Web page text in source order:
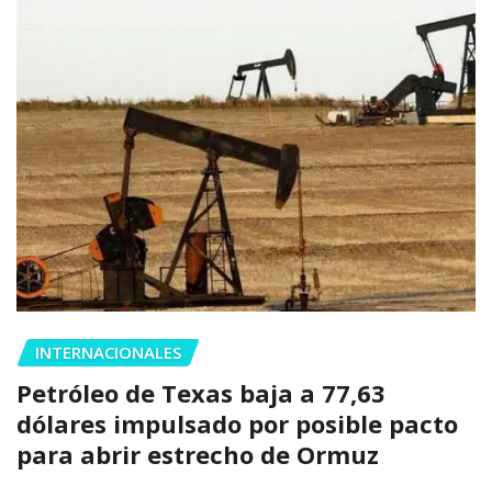
INTERNACIONALES
Petróleo de Texas baja a 77,63
dólares impulsado por posible pacto
para abrir estrecho de Ormuz